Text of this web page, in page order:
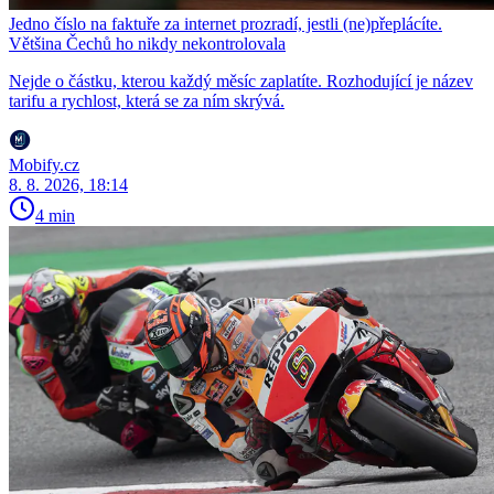
Jedno číslo na faktuře za internet prozradí, jestli (ne)přeplácíte.
Většina Čechů ho nikdy nekontrolovala
Nejde o částku, kterou každý měsíc zaplatíte. Rozhodující je název
tarifu a rychlost, která se za ním skrývá.
Mobify.cz
8. 8. 2026, 18:14
4 min